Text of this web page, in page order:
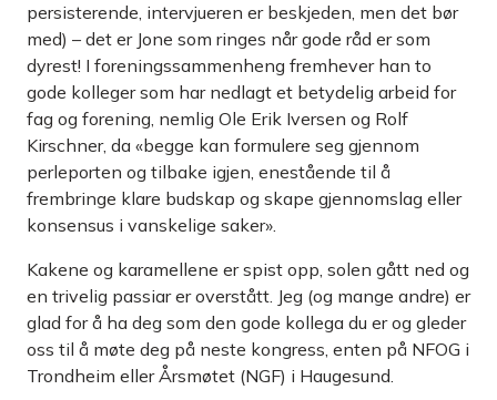
persisterende, intervjueren er beskjeden, men det bør
med) – det er Jone som ringes når gode råd er som
dyrest! I forenings­sammenheng fremhever han to
gode kolleger som har nedlagt et betydelig arbeid for
fag og forening, nemlig Ole Erik Iversen og Rolf
Kirschner, da «begge kan formulere seg gjennom
perleporten og tilbake igjen, enestående til å
frembringe klare budskap og skape gjennomslag eller
konsensus i vanskelige saker».
Kakene og karamellene er spist opp, solen gått ned og
en trivelig passiar er overstått. Jeg (og mange andre) er
glad for å ha deg som den gode kollega du er og gleder
oss til å møte deg på neste kongress, enten på NFOG i
Trondheim eller Årsmøtet (NGF) i Haugesund.